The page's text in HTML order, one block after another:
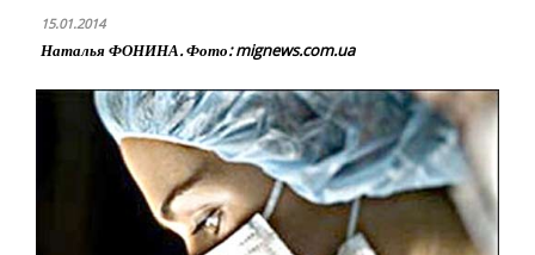
15.01.2014
Наталья ФОНИНА. Фото: mignews.com.ua